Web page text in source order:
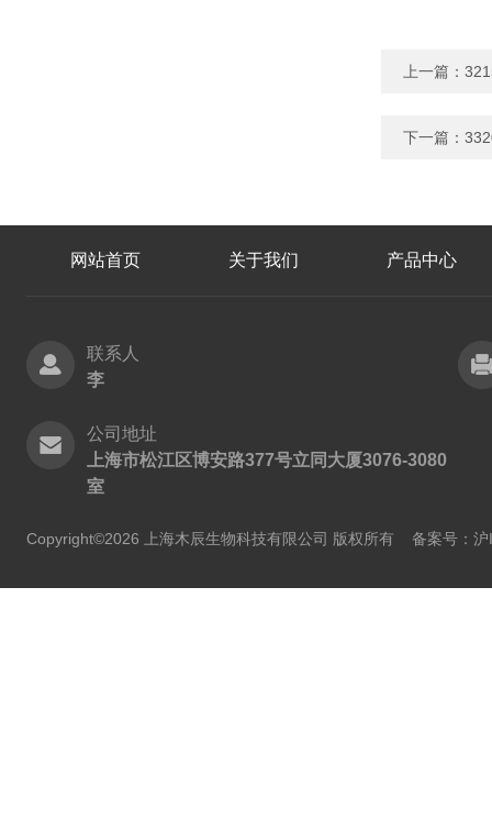
上一篇：
下一篇：
网站首页 关于我们 产品中心
联系人
李
公司地址
上海市松江区博安路377号立同大厦3076-3080
室
Copyright©2026 上海木辰生物科技有限公司 版权所有 备案号：